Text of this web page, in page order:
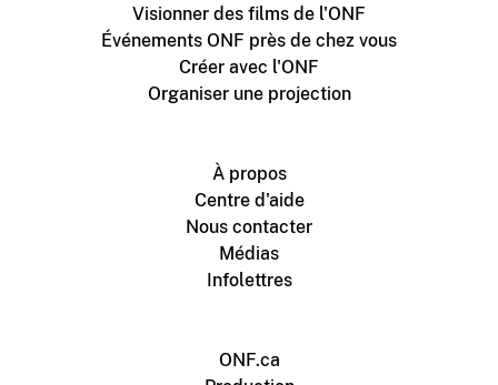
Visionner des films de l'ONF
Événements ONF près de chez vous
Créer avec l'ONF
Organiser une projection
À propos
Centre d'aide
Nous contacter
Médias
Infolettres
ONF.ca